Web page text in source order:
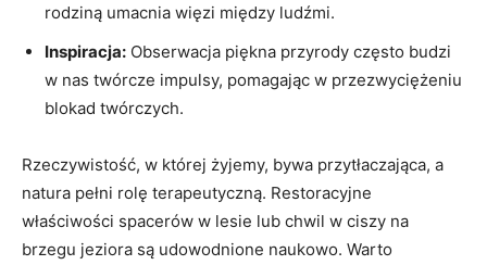
rodziną umacnia więzi między ludźmi.
Inspiracja: Obserwacja piękna przyrody często budzi
w nas twórcze impulsy, pomagając w przezwyciężeniu
blokad twórczych.
Rzeczywistość, w której żyjemy, bywa przytłaczająca, a
natura pełni rolę terapeutyczną. Restoracyjne
właściwości spacerów w lesie lub chwil w ciszy na
brzegu jeziora są udowodnione naukowo. Warto